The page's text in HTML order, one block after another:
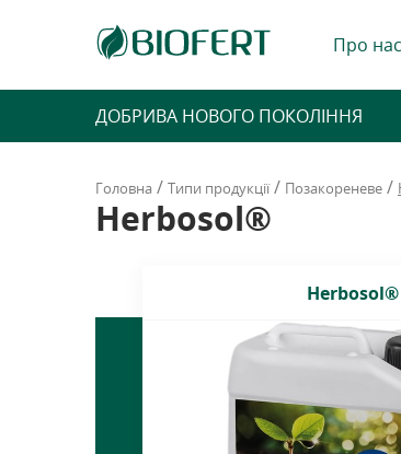
Про нас
ДОБРИВА НОВОГО ПОКОЛІННЯ
Головна / Типи продукції / Позакореневе /
Herbosol®
Herbosol®